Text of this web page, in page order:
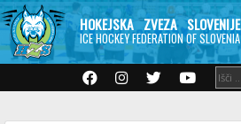
HOKEJSKA ZVEZA SLOVENIJE
ICE HOCKEY FEDERATION OF SLOVENIA